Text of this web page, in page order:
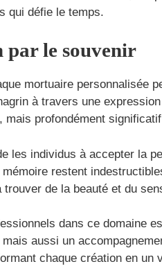
qui défie le temps.
par le souvenir
mortuaire personnalisée
à travers une
mais profondément
les individus à accepter la
mémoire restent
trouver de la beauté et du
dans ce domaine
aussi un
chaque création en un